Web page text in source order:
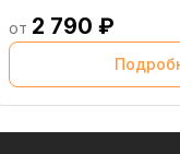
от 2 790 ₽